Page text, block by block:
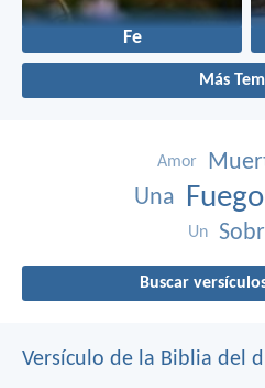
Fe
Más
Amor
Una Fuego
Un
Buscar
Versículo de la Biblia del